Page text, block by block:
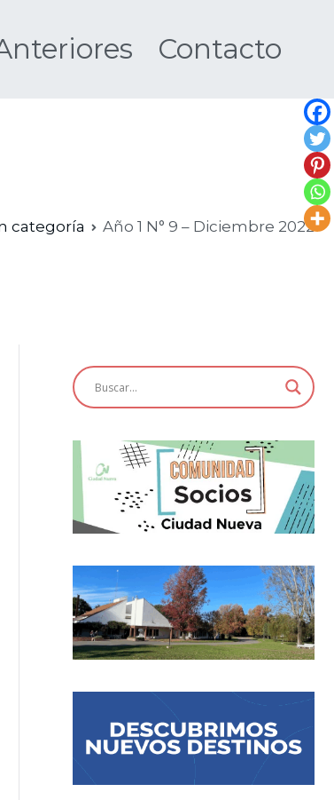
Contacto
categoría Año 1 N° 9 – Diciembre 2022